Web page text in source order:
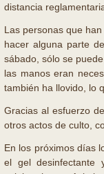
distancia
Las personas que
hacer alguna parte
sábado, sólo se
las manos eran
también ha llovido, lo
Gracias al esfuerzo
otros actos de culto,
En los próximos días
el gel desinfectante